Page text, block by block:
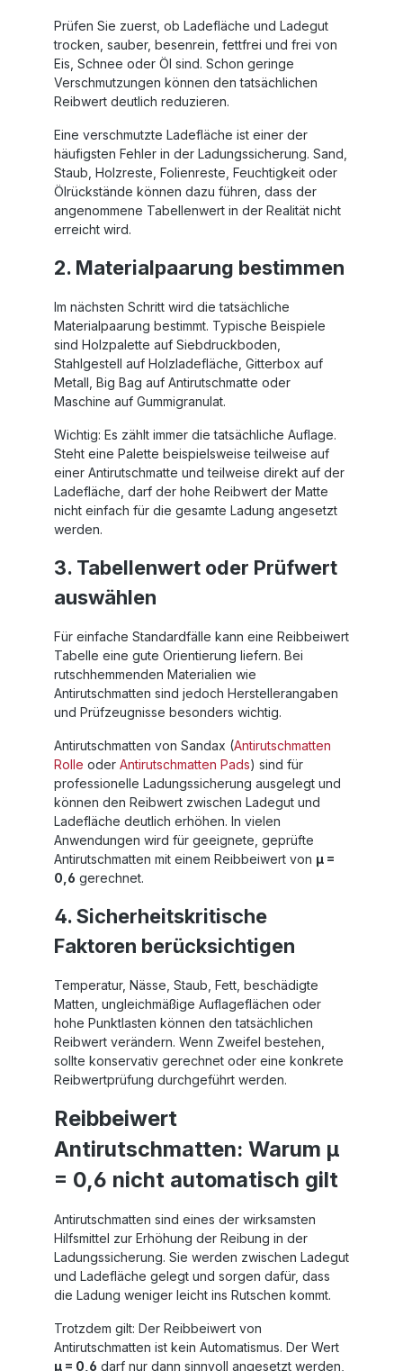
Prüfen Sie zuerst, ob Ladefläche und Ladegut
trocken, sauber, besenrein, fettfrei und frei von
Eis, Schnee oder Öl sind. Schon geringe
Verschmutzungen können den tatsächlichen
Reibwert deutlich reduzieren.
Eine verschmutzte Ladefläche ist einer der
häufigsten Fehler in der Ladungssicherung. Sand,
Staub, Holzreste, Folienreste, Feuchtigkeit oder
Ölrückstände können dazu führen, dass der
angenommene Tabellenwert in der Realität nicht
erreicht wird.
2. Materialpaarung bestimmen
Im nächsten Schritt wird die tatsächliche
Materialpaarung bestimmt. Typische Beispiele
sind Holzpalette auf Siebdruckboden,
Stahlgestell auf Holzladefläche, Gitterbox auf
Metall, Big Bag auf Antirutschmatte oder
Maschine auf Gummigranulat.
Wichtig: Es zählt immer die tatsächliche Auflage.
Steht eine Palette beispielsweise teilweise auf
einer Antirutschmatte und teilweise direkt auf der
Ladefläche, darf der hohe Reibwert der Matte
nicht einfach für die gesamte Ladung angesetzt
werden.
3. Tabellenwert oder Prüfwert
auswählen
Für einfache Standardfälle kann eine Reibbeiwert
Tabelle eine gute Orientierung liefern. Bei
rutschhemmenden Materialien wie
Antirutschmatten sind jedoch Herstellerangaben
und Prüfzeugnisse besonders wichtig.
Antirutschmatten von Sandax (Antirutschmatten
Rolle oder Antirutschmatten Pads) sind für
professionelle Ladungssicherung ausgelegt und
können den Reibwert zwischen Ladegut und
Ladefläche deutlich erhöhen. In vielen
Anwendungen wird für geeignete, geprüfte
Antirutschmatten mit einem Reibbeiwert von µ =
0,6 gerechnet.
4. Sicherheitskritische
Faktoren berücksichtigen
Temperatur, Nässe, Staub, Fett, beschädigte
Matten, ungleichmäßige Auflageflächen oder
hohe Punktlasten können den tatsächlichen
Reibwert verändern. Wenn Zweifel bestehen,
sollte konservativ gerechnet oder eine konkrete
Reibwertprüfung durchgeführt werden.
Reibbeiwert
Antirutschmatten: Warum µ
= 0,6 nicht automatisch gilt
Antirutschmatten sind eines der wirksamsten
Hilfsmittel zur Erhöhung der Reibung in der
Ladungssicherung. Sie werden zwischen Ladegut
und Ladefläche gelegt und sorgen dafür, dass
die Ladung weniger leicht ins Rutschen kommt.
Trotzdem gilt: Der Reibbeiwert von
Antirutschmatten ist kein Automatismus. Der Wert
µ = 0,6 darf nur dann sinnvoll angesetzt werden,